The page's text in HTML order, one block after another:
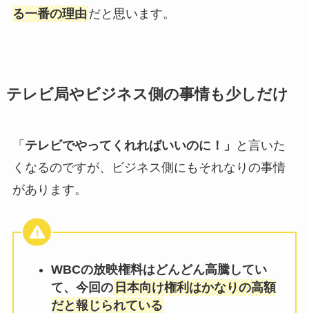
る一番の理由だと思います。
テレビ局やビジネス側の事情も少しだけ
「 テレビでやってくれればいいのに！」
と言いた
くなるのですが、ビジネス側にもそれなりの事情
があります。
WBCの放映権料はどんどん高騰してい
て、今回の日本向け権利はかなりの高額
だと報じられている